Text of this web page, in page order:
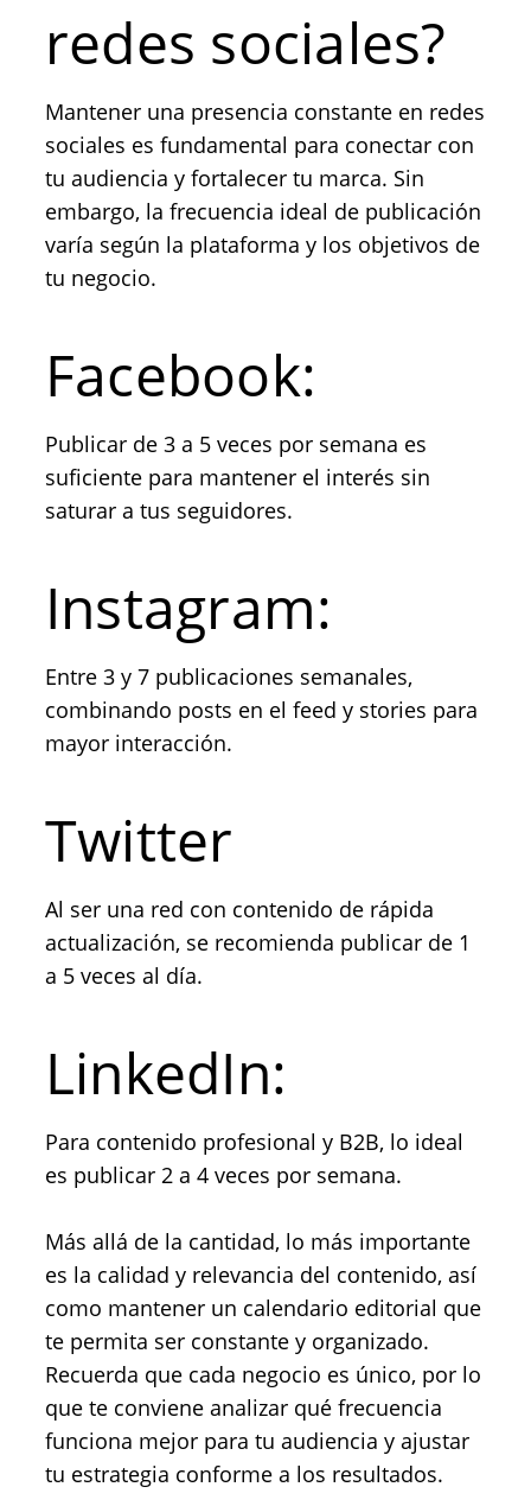
redes sociales?
Mantener una presencia constante en redes
sociales es fundamental para conectar con
tu audiencia y fortalecer tu marca. Sin
embargo, la frecuencia ideal de publicación
varía según la plataforma y los objetivos de
tu negocio.
Facebook:
Publicar de 3 a 5 veces por semana es
suficiente para mantener el interés sin
saturar a tus seguidores.
Instagram:
Entre 3 y 7 publicaciones semanales,
combinando posts en el feed y stories para
mayor interacción.
Twitter
Al ser una red con contenido de rápida
actualización, se recomienda publicar de 1
a 5 veces al día.
LinkedIn:
Para contenido profesional y B2B, lo ideal
es publicar 2 a 4 veces por semana.
Más allá de la cantidad, lo más importante
es la calidad y relevancia del contenido, así
como mantener un calendario editorial que
te permita ser constante y organizado.
Recuerda que cada negocio es único, por lo
que te conviene analizar qué frecuencia
funciona mejor para tu audiencia y ajustar
tu estrategia conforme a los resultados.